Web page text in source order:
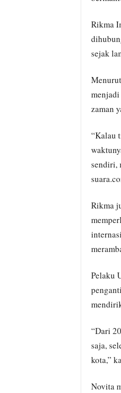
Rikma
sejak
zaman
“Kalau
sendiri,
Rikma
Pelaku
“Dari
saja,
kota,”
Novita